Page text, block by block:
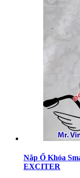
Nắp Ổ Khóa
EXCITER